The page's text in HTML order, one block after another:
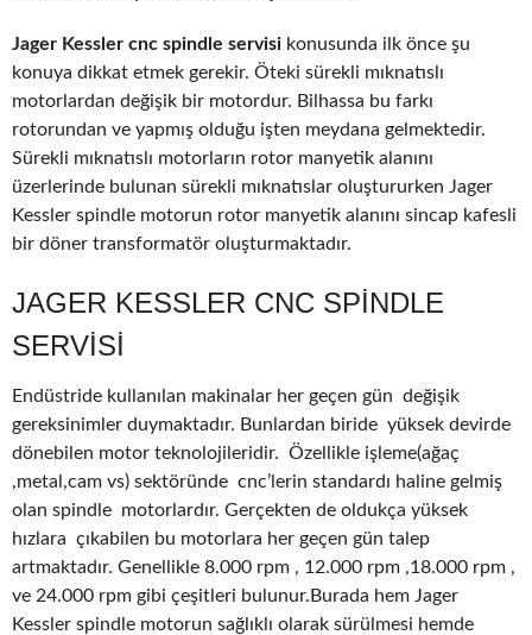
Jager Kessler cnc spindle servisi konusunda ilk önce şu
konuya dikkat etmek gerekir. Öteki sürekli mıknatıslı
motorlardan değişik bir motordur. Bilhassa bu farkı
rotorundan ve yapmış olduğu işten meydana gelmektedir.
Sürekli mıknatıslı motorların rotor manyetik alanını
üzerlerinde bulunan sürekli mıknatıslar oluştururken Jager
Kessler spindle motorun rotor manyetik alanını sincap kafesli
bir döner transformatör oluşturmaktadır.
JAGER KESSLER CNC SPINDLE
SERVISI
Endüstride kullanılan makinalar her geçen gün değişik
gereksinimler duymaktadır. Bunlardan biride yüksek devirde
dönebilen motor teknolojileridir. Özellikle işleme(ağaç
,metal,cam vs) sektöründe cnc’lerin standardı haline gelmiş
olan spindle motorlardır. Gerçekten de oldukça yüksek
hızlara çıkabilen bu motorlara her geçen gün talep
artmaktadır. Genellikle 8.000 rpm , 12.000 rpm ,18.000 rpm ,
ve 24.000 rpm gibi çeşitleri bulunur.Burada hem Jager
Kessler spindle motorun sağlıklı olarak sürülmesi hemde